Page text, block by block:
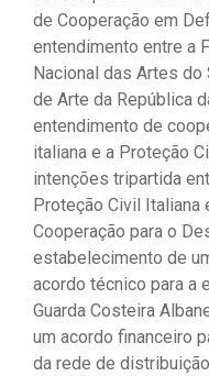
de Cooperação em
entendimento entre a
Nacional das Artes do
de Arte da República
entendimento de
italiana e a Proteção
intenções tripartida
Proteção Civil Italiana
Cooperação para o
estabelecimento de
acordo técnico para a
Guarda Costeira
um acordo financeiro
da rede de